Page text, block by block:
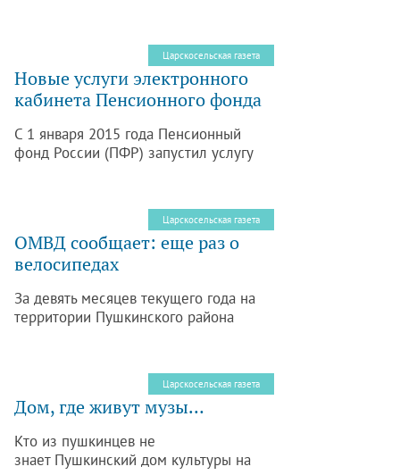
Царскосельская газета
Новые услуги электронного
кабинета Пенсионного фонда
С 1 января 2015 года Пенсионный
фонд России (ПФР) запустил услугу
возможности расширены: теперь
граждане могут не только
контролировать свои пенсионные
накопления – в электронном режиме
выхода на пенсию.
Царскосельская газета
ОМВД сообщает: еще раз о
велосипедах
За девять месяцев текущего года на
территории Пушкинского района
которых совершена из подъездов, в
том числе оборудованных
домофонами.
Царскосельская газета
Дом, где живут музы…
Кто из пушкинцев не
знает Пушкинский дом культуры на